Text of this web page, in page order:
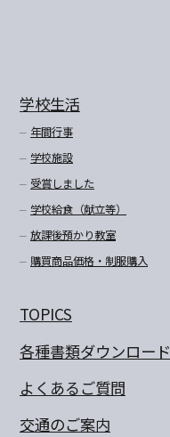
学校生活
年間行事
学校施設
受賞しました
学校給食（献立等）
放課後預かり教室
購買商品価格・制服購入
TOPICS
各種書類ダウンロード
よくあるご質問
交通のご案内